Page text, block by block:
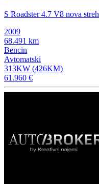
S Roadster 4.7 V8 nova
2009
68.491 km
Bencin
Avtomatski
313KW (426KM)
61.960 €